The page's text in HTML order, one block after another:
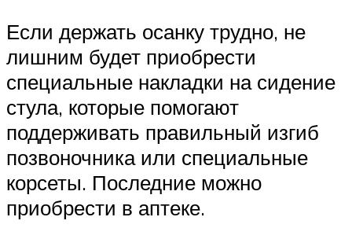
Если держать осанку трудно, не
лишним будет приобрести
специальные накладки на сидение
стула, которые помогают
поддерживать правильный изгиб
позвоночника или специальные
корсеты. Последние можно
приобрести в аптеке.